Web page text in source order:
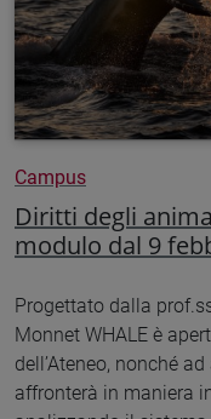
Campus
Diritti degli
modulo dal 9
Progettato dalla
Monnet WHALE è
dell’Ateneo, nonché
affronterà in maniera